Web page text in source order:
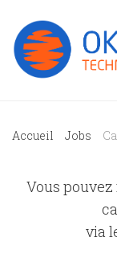
Accueil Jobs
Vous pouvez
via